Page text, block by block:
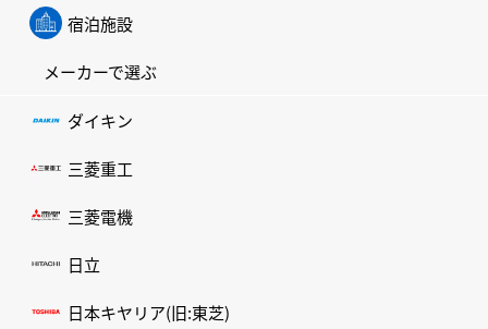
宿泊施設
メーカーで選ぶ
ダイキン
三菱重工
三菱電機
日立
日本キヤリア(旧:東芝)